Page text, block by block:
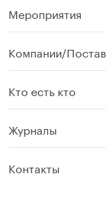
Мероприятия
Компании/
Кто есть кто
Журналы
Контакты